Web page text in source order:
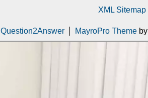
XML Sitemap
MayroPro Theme by
Question2Answer